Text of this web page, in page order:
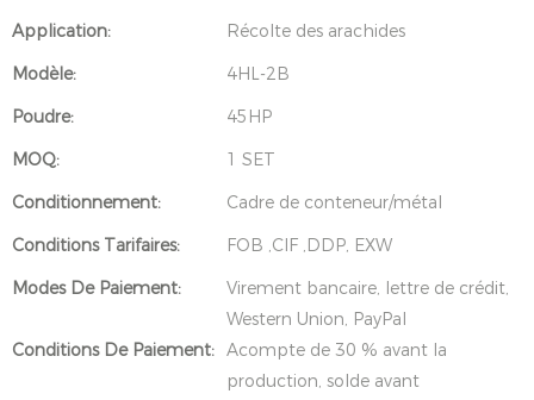
Application:
Récolte des arachides
Modèle:
4HL-2B
Poudre:
45HP
MOQ:
1 SET
Conditionnement:
Cadre de conteneur/métal
Conditions Tarifaires:
FOB ,CIF ,DDP, EXW
Modes De Paiement:
Virement bancaire, lettre de crédit,
Western Union, PayPal
Conditions De Paiement: Acompte de 30 % avant la
production, solde avant